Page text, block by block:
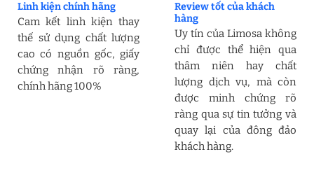
Linh kiện chính hãng
Cam kết linh kiện thay
thế sử dụng chất lượng
cao có nguồn gốc, giấy
chứng nhận rõ ràng,
chính hãng 100%
Review tốt của khách
hàng
Uy tín của Limosa không
chỉ được thể hiện qua
thâm niên hay chất
lượng dịch vụ, mà còn
được minh chứng rõ
ràng qua sự tin tưởng và
quay lại của đông đảo
khách hàng.